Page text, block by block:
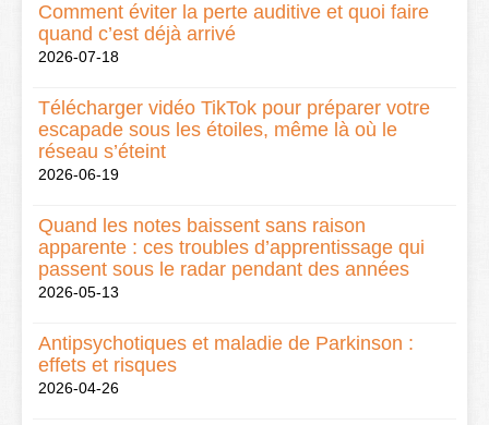
Comment éviter la perte auditive et quoi faire
quand c’est déjà arrivé
2026-07-18
Télécharger vidéo TikTok pour préparer votre
escapade sous les étoiles, même là où le
réseau s’éteint
2026-06-19
Quand les notes baissent sans raison
apparente : ces troubles d’apprentissage qui
passent sous le radar pendant des années
2026-05-13
Antipsychotiques et maladie de Parkinson :
effets et risques
2026-04-26